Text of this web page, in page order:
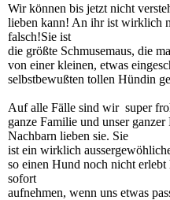
Wir können bis jetzt nicht
lieben kann! An ihr ist wirklich
falsch!Sie ist
die größte Schmusemaus, die
von einer kleinen, etwas
selbstbewußten tollen Hündin
Auf alle Fälle sind wir super
ganze Familie und unser
Nachbarn lieben sie. Sie
ist ein wirklich
so einen Hund noch nicht
sofort
aufnehmen, wenn uns etwas